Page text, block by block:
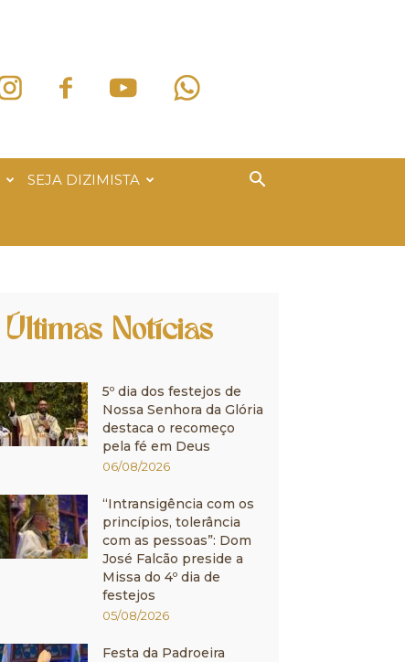
SEJA DIZIMISTA
Últimas Notícias
5º dia dos festejos de
Nossa Senhora da Glória
destaca o recomeço
pela fé em Deus
06/08/2026
“Intransigência com os
princípios, tolerância
com as pessoas”: Dom
José Falcão preside a
Missa do 4º dia de
festejos
05/08/2026
Festa da Padroeira